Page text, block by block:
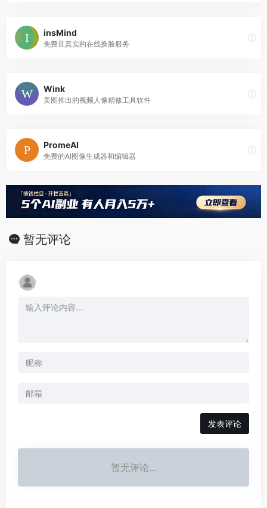
insMind
免费且真实的在线换脸服务
Wink
美图推出的视频人像精修工具软件
PromeAI
免费的AI图像生成器和编辑器
暂无评论
发表评论
暂无评论...